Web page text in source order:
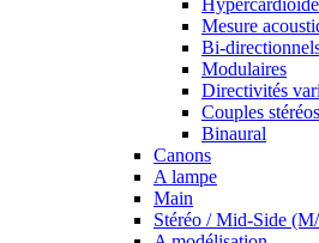
Mesure
Bi-
Modulaires
Directivités
Couples stéréos
Binaural
Canons
A lampe
Main
Stéréo / Mid-Side